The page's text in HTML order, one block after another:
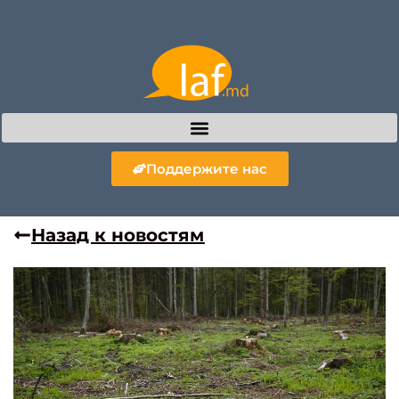
Поддержите нас
Назад к новостям